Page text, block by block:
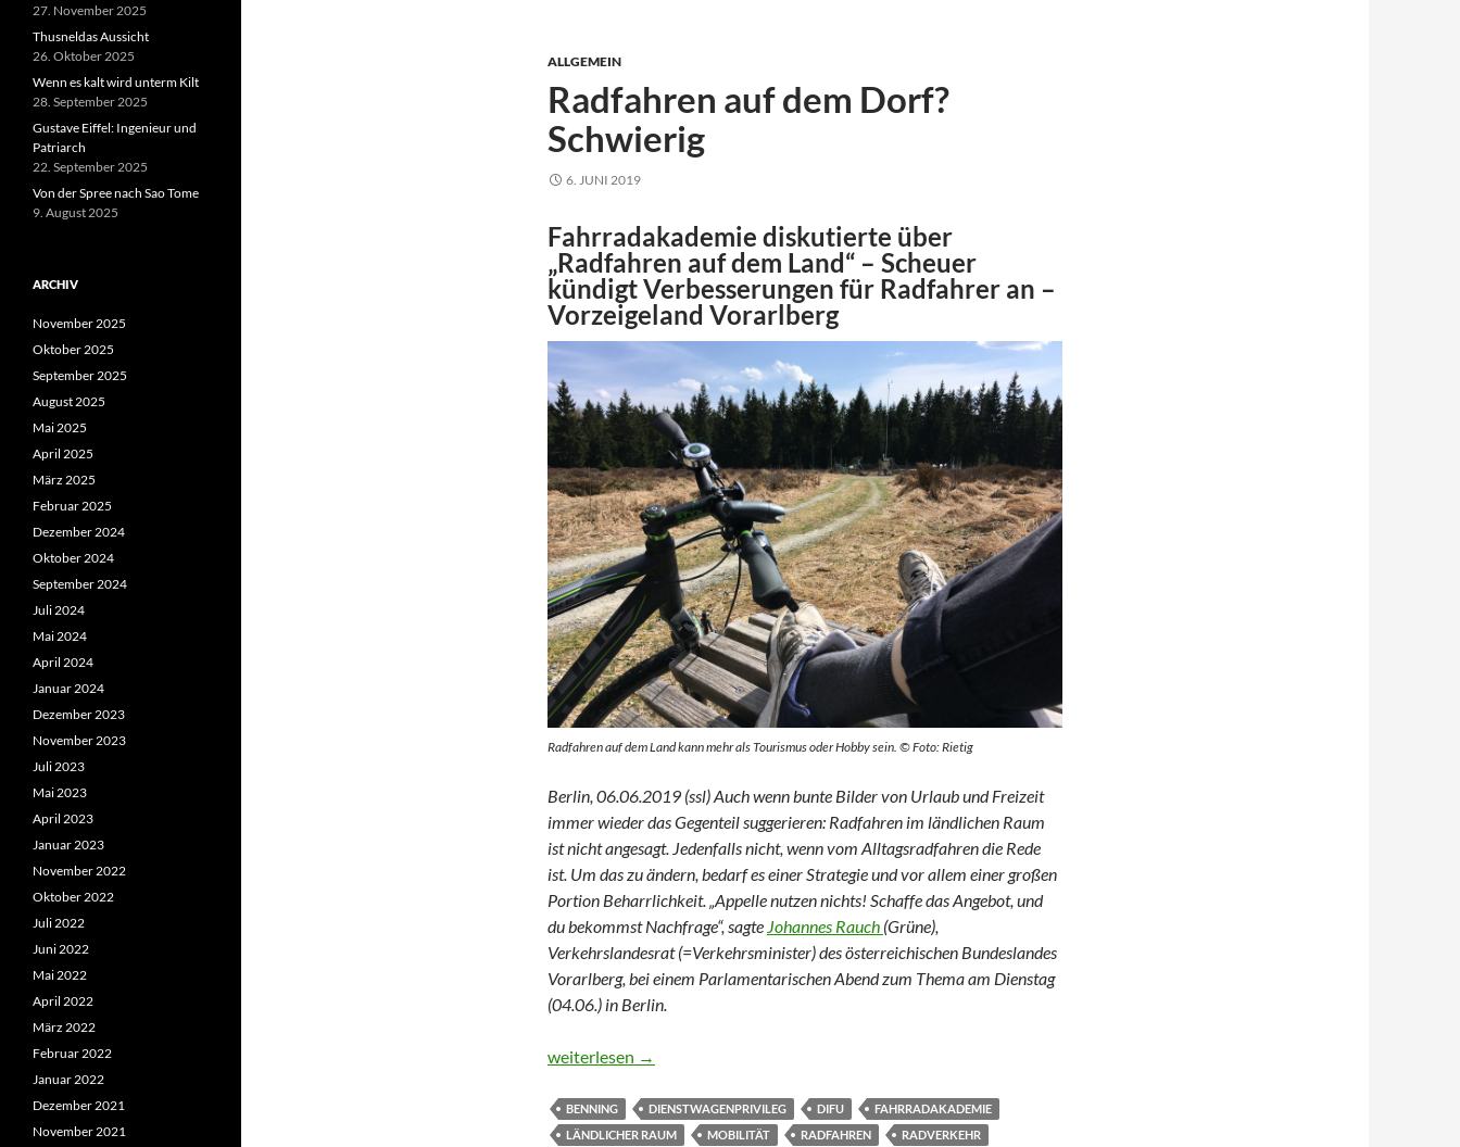
ALLGEMEIN
Radfahren auf dem Dorf?
Schwierig
6. JUNI 2019
Fahrradakademie diskutierte über
„Radfahren auf dem Land“ – Scheuer
kündigt Verbesserungen für Radfahrer an –
Vorzeigeland Vorarlberg
Radfahren auf dem Land kann mehr als Tourismus oder Hobby sein. © Foto: Rietig
Berlin, 06.06.2019 (ssl) Auch wenn bunte Bilder von Urlaub und Freizeit
immer wieder das Gegenteil suggerieren: Radfahren im ländlichen Raum
ist nicht angesagt. Jedenfalls nicht, wenn vom Alltagsradfahren die Rede
ist. Um das zu ändern, bedarf es einer Strategie und vor allem einer großen
Portion Beharrlichkeit. „Appelle nutzen nichts! Schaffe das Angebot, und
du bekommst Nachfrage“, sagte Johannes Rauch (Grüne),
Verkehrslandesrat (=Verkehrsminister) des österreichischen Bundeslandes
Vorarlberg, bei einem Parlamentarischen Abend zum Thema am Dienstag
(04.06.) in Berlin.
Radfahren auf dem Dorf? Schwierig
weiterlesen →
BENNING DIENSTWAGENPRIVILEG DIFU
FAHRRADAKADEMIE
LÄNDLICHER RAUM
MOBILITÄT RADFAHREN
RADVERKEHR
27. November 2025
Thusneldas Aussicht
26. Oktober 2025
Wenn es kalt wird unterm Kilt
28. September 2025
Gustave Eiffel: Ingenieur und
Patriarch
22. September 2025
Von der Spree nach Sao Tome
9. August 2025
ARCHIV
November 2025
Oktober 2025
September 2025
August 2025
Mai 2025
April 2025
März 2025
Februar 2025
Dezember 2024
Oktober 2024
September 2024
Juli 2024
Mai 2024
April 2024
Januar 2024
Dezember 2023
November 2023
Juli 2023
Mai 2023
April 2023
Januar 2023
November 2022
Oktober 2022
Juli 2022
Juni 2022
Mai 2022
April 2022
März 2022
Februar 2022
Januar 2022
Dezember 2021
November 2021